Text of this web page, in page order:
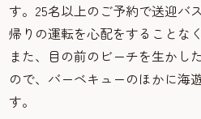
す。25名以上のご予約で送迎バ
帰りの運転を心配をすることな
また、目の前のビーチを生かし
ので、バーベキューのほかに海
す。